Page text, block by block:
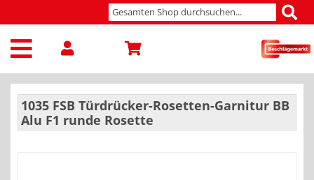
1035 FSB Türdrücker-Rosetten-Garnitur BB
Alu F1 runde Rosette